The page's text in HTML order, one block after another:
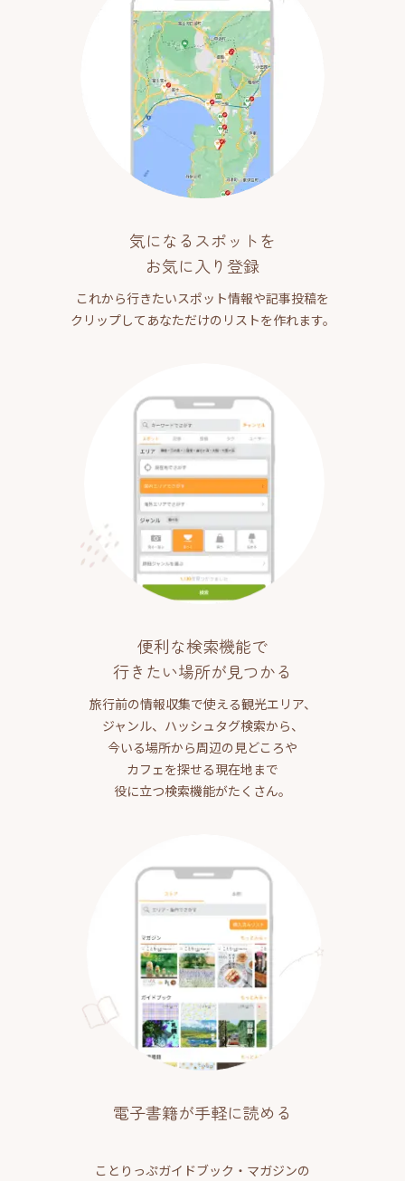
気になるスポットを
お気に入り登録
これから行きたいスポット情報や記事投稿を
クリップしてあなただけのリストを作れます。
便利な検索機能で
行きたい場所が見つかる
旅行前の情報収集で使える観光エリア、
ジャンル、ハッシュタグ検索から、
今いる場所から周辺の見どころや
カフェを探せる現在地まで
役に立つ検索機能がたくさん。
電子書籍が手軽に読める
ことりっぷガイドブック・マガジンの